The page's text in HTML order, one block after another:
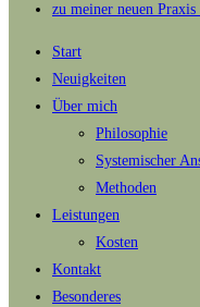
zu meiner neuen Praxis
Start
Neuigkeiten
Über mich
Philosophie
Systemischer
Methoden
Leistungen
Kosten
Kontakt
Besonderes